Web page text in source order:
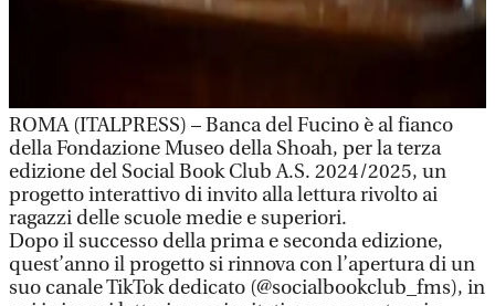
ROMA (ITALPRESS) – Banca del Fucino è al fianco
della Fondazione Museo della Shoah, per la terza
edizione del Social Book Club A.S. 2024/2025, un
progetto interattivo di invito alla lettura rivolto ai
ragazzi delle scuole medie e superiori.
Dopo il successo della prima e seconda edizione,
quest’anno il progetto si rinnova con l’apertura di un
suo canale TikTok dedicato (@socialbookclub_fms), in